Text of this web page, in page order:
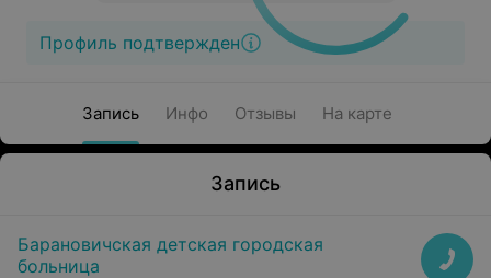
Профиль подтвержден
Запись Инфо Отзывы На карте
Запись
Барановичская детская городская
больница